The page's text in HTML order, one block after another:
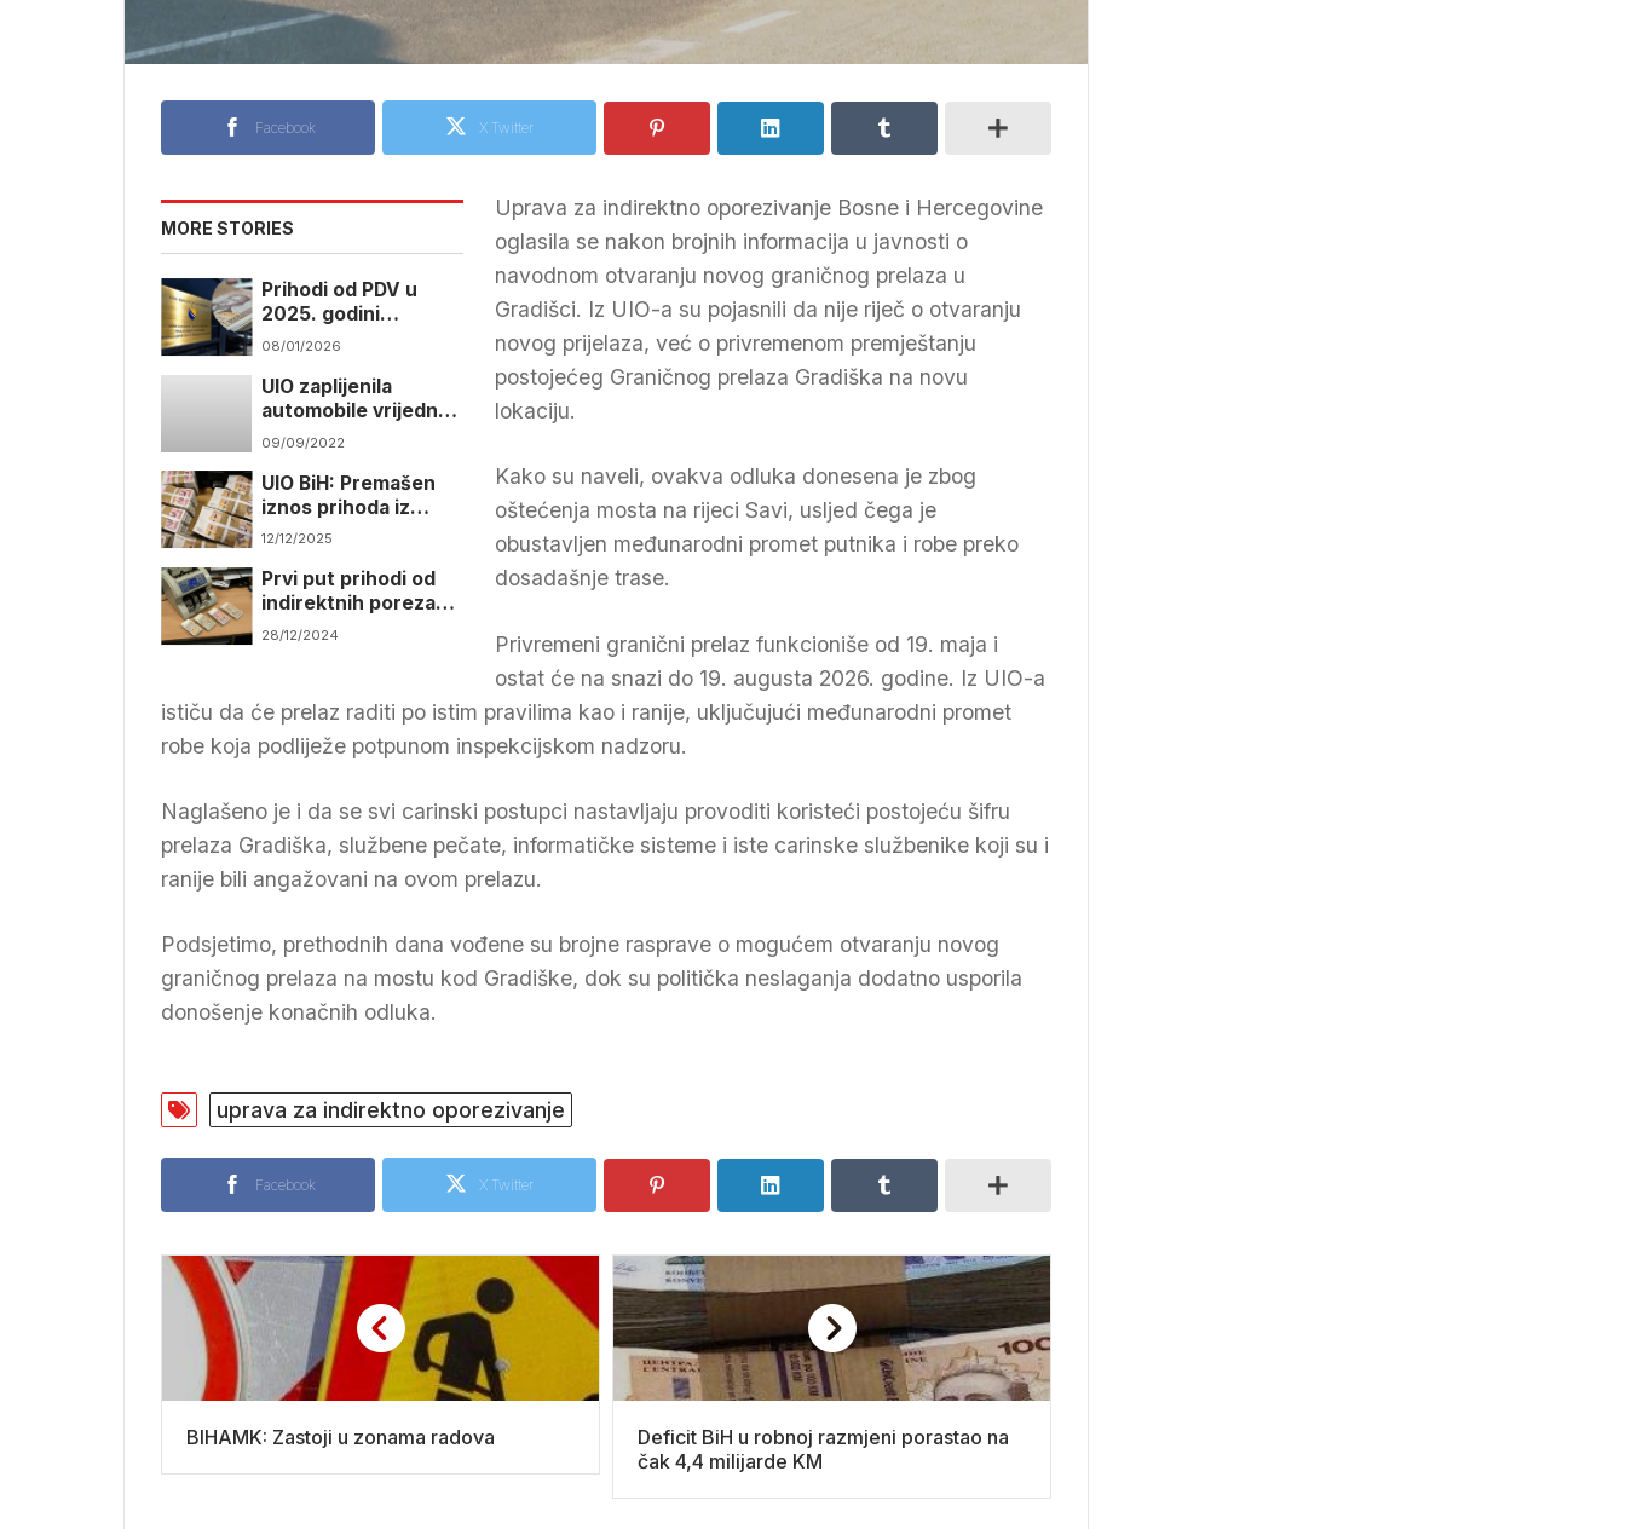
Facebook X Twitter
MORE STORIES
Prihodi od PDV u
2025. godini
premašili 12 milijardi
08/01/2026
UIO zaplijenila
automobile vrijedne
pola miliona KM
09/09/2022
UIO BiH: Premašen
iznos prihoda iz
prošle godine
12/12/2025
Prvi put prihodi od
indirektnih poreza
11,5 milijardi KM
28/12/2024
Uprava za indirektno oporezivanje Bosne i Hercegovine
oglasila se nakon brojnih informacija u javnosti o
navodnom otvaranju novog graničnog prelaza u
Gradišci. Iz UIO-a su pojasnili da nije riječ o otvaranju
novog prijelaza, već o privremenom premještanju
postojećeg Graničnog prelaza Gradiška na novu
lokaciju.
Kako su naveli, ovakva odluka donesena je zbog
oštećenja mosta na rijeci Savi, usljed čega je
obustavljen međunarodni promet putnika i robe preko
dosadašnje trase.
Privremeni granični prelaz funkcioniše od 19. maja i
ostat će na snazi do 19. augusta 2026. godine. Iz UIO-a
ističu da će prelaz raditi po istim pravilima kao i ranije, uključujući međunarodni promet
robe koja podliježe potpunom inspekcijskom nadzoru.
Naglašeno je i da se svi carinski postupci nastavljaju provoditi koristeći postojeću šifru
prelaza Gradiška, službene pečate, informatičke sisteme i iste carinske službenike koji su i
ranije bili angažovani na ovom prelazu.
Podsjetimo, prethodnih dana vođene su brojne rasprave o mogućem otvaranju novog
graničnog prelaza na mostu kod Gradiške, dok su politička neslaganja dodatno usporila
donošenje konačnih odluka.
uprava za indirektno oporezivanje
Facebook X Twitter
BIHAMK: Zastoji u zonama radova
Deficit BiH u robnoj razmjeni porastao na
čak 4,4 milijarde KM